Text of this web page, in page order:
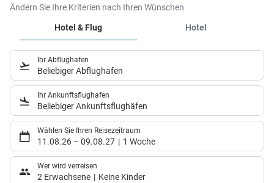
Ändern Sie Ihre Kriterien nach Ihren Wünschen
Hotel & Flug
Hotel
Ihr Abflughafen
Beliebiger Abflughafen
Ihr Ankunftsflughafen
Beliebiger Ankunftsflughäfen
Wählen Sie Ihren Reisezeitraum
11.08.26 – 09.08.27 1 Woche
Wer wird verreisen
2 Erwachsene Keine Kinder